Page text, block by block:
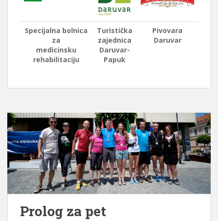
Specijalna bolnica
za
medicinsku
rehabilitaciju
Turistička
zajednica
Daruvar-
Papuk
Pivovara
Daruvar
Prolog za pet